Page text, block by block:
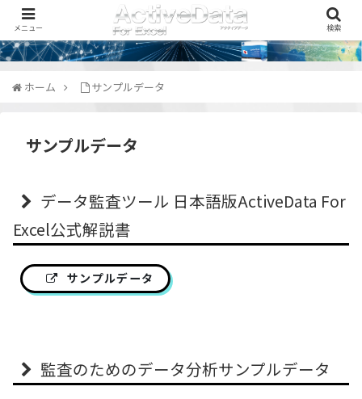
ホーム サンプルデータ
サンプルデータ
データ監査ツール 日本語版ActiveData For
Excel公式解説書
サンプルデータ
監査のためのデータ分析サンプルデータ
メニュー 検索